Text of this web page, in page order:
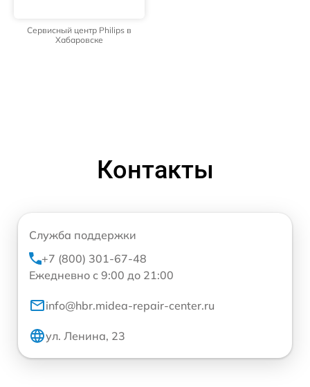
Сервисный центр Philips в
Хабаровске
Контакты
Служба поддержки
+7 (800) 301-67-48
Ежедневно с 9:00 до 21:00
info@hbr.midea-repair-center.ru
ул. Ленина, 23